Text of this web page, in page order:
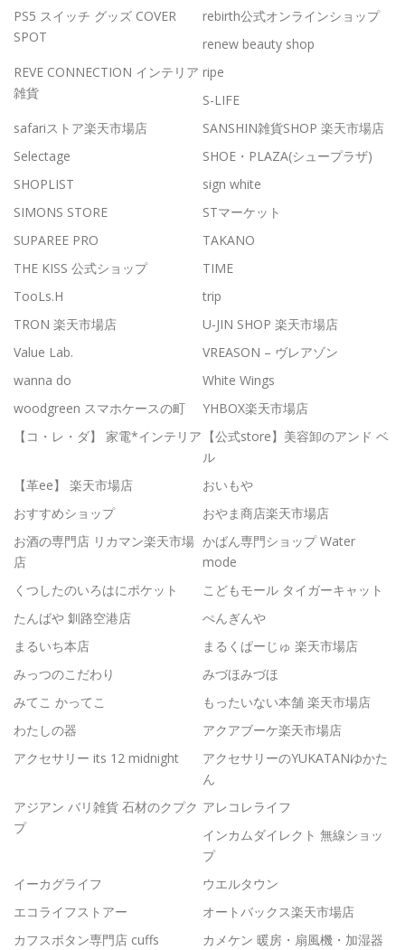
PS5 スイッチ グッズ COVER
SPOT
rebirth公式オンラインショップ
renew beauty shop
REVE CONNECTION インテリア
雑貨
ripe
S-LIFE
safariストア楽天市場店
SANSHIN雑貨SHOP 楽天市場店
Selectage
SHOE・PLAZA(シュープラザ)
SHOPLIST
sign white
SIMONS STORE
STマーケット
SUPAREE PRO
TAKANO
THE KISS 公式ショップ
TIME
TooLs.H
trip
TRON 楽天市場店
U-JIN SHOP 楽天市場店
Value Lab.
VREASON – ヴレアゾン
wanna do
White Wings
woodgreen スマホケースの町
YHBOX楽天市場店
【コ・レ・ダ】 家電*インテリア 【公式store】美容卸のアンド ベ
ル
【革ee】 楽天市場店
おいもや
おすすめショップ
おやま商店楽天市場店
お酒の専門店 リカマン楽天市場
店
かばん専門ショップ Water
mode
くつしたのいろはにポケット
こどもモール タイガーキャット
たんばや 釧路空港店
ぺんぎんや
まるいち本店
まるくぱーじゅ 楽天市場店
みっつのこだわり
みづほみづほ
みてこ かってこ
もったいない本舗 楽天市場店
わたしの器
アクアブーケ楽天市場店
アクセサリー its 12 midnight
アクセサリーのYUKATANゆかた
ん
アジアン バリ雑貨 石材のクプク
プ
アレコレライフ
インカムダイレクト 無線ショッ
プ
イーカグライフ
ウエルタウン
エコライフストアー
オートバックス楽天市場店
カフスボタン専門店 cuffs
カメケン 暖房・扇風機・加湿器